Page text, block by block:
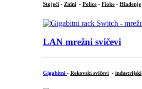
Stojeći - Zidni - Police - Fioke - Hlađenje
LAN mrežni svičevi
Gigabitni - Rekovski svičevi - industrijski